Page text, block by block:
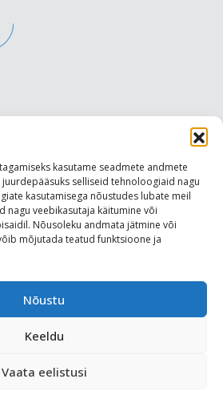
kasutame seadmete andmete
selliseid tehnoloogiaid nagu
kasutamisega nõustudes lubate meil
nagu veebikasutaja käitumine või
Nõusoleku andmata jätmine või
mõjutada teatud funktsioone ja
Nõustu
Keeldu
Vaata eelistusi
Läänemaa DMO